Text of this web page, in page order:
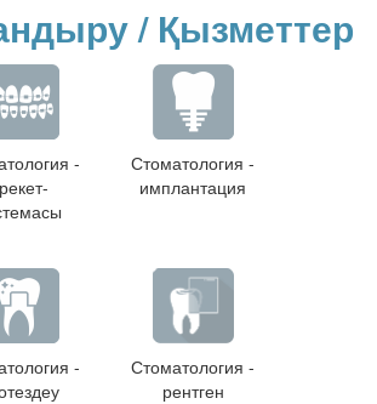
/ Қызметтер
-
Стоматология -
имплантация
-
Стоматология -
рентген